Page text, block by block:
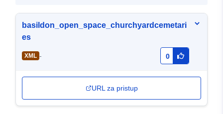
basildon_open_space_churchyardcemetari
es
XML - 0
URL za pristup